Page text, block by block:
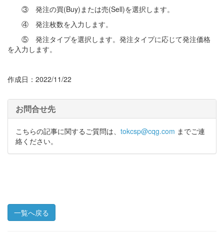
③ 発注の買(Buy)または売(Sell)を選択します。
④ 発注枚数を入力します。
⑤ 発注タイプを選択します。発注タイプに応じて発注価格
を入力します。
作成日：2022/11/22
お問合せ先
こちらの記事に関するご質問は、 tokcsp@cqg.com までご連
絡ください。
一覧へ戻る